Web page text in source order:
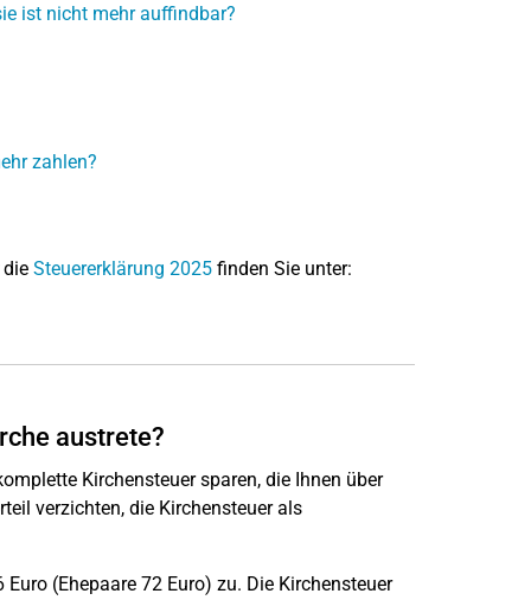
ist nicht mehr auffindbar?
zahlen?
Steuererklärung 2025finden Sie unter:
austrete?
Kirchensteuer sparen, die Ihnen über
verzichten, die Kirchensteuer als
(Ehepaare 72 Euro) zu. Die Kirchensteuer